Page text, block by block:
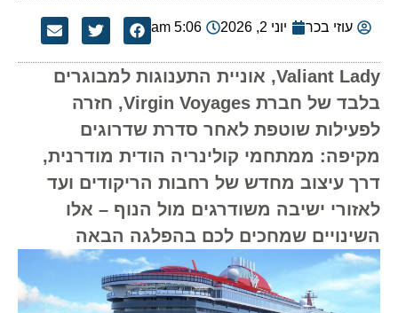
עוזי בכר יוני 2, 2026 5:06 am
Valiant Lady, אוניית התענוגות למבוגרים
בלבד של חברת Virgin Voyages, חזרה
לפעילות שוטפת לאחר סדרת שדרוגים
מקיפה: ממתחמי קולינריה הודית מודרנית,
דרך עיצוב מחדש של רחבות הריקודים ועד
לאזורי ישיבה משודרגים מול הנוף – אלו
השינויים שמחכים לכם בהפלגה הבאה